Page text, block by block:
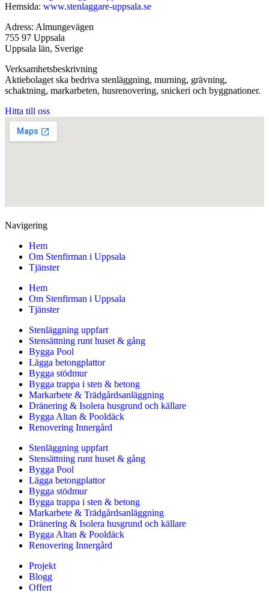
Hemsida: www.stenlaggare-uppsala.se
Adress: Almungevägen
755 97 Uppsala
Uppsala län, Sverige
Verksamhetsbeskrivning
Aktiebolaget ska bedriva stenläggning, murning, grävning,
schaktning, markarbeten, husrenovering, snickeri och byggnationer.
Hitta till oss
Navigering
Hem
Om Stenfirman i Uppsala
Tjänster
Hem
Om Stenfirman i Uppsala
Tjänster
Stenläggning uppfart
Stensättning runt huset & gång
Bygga Pool
Lägga betongplattor
Bygga stödmur
Bygga trappa i sten & betong
Markarbete & Trädgårdsanläggning
Dränering & Isolera husgrund och källare
Bygga Altan & Pooldäck
Renovering Innergård
Stenläggning uppfart
Stensättning runt huset & gång
Bygga Pool
Lägga betongplattor
Bygga stödmur
Bygga trappa i sten & betong
Markarbete & Trädgårdsanläggning
Dränering & Isolera husgrund och källare
Bygga Altan & Pooldäck
Renovering Innergård
Projekt
Blogg
Offert